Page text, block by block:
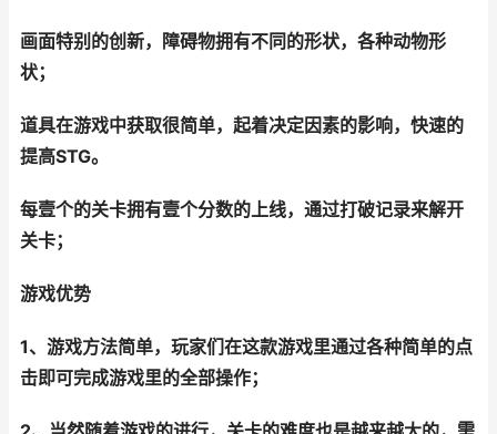
画面特别的创新，障碍物拥有不同的形状，各种动物形
状；
道具在游戏中获取很简单，起着决定因素的影响，快速的
提高STG。
每壹个的关卡拥有壹个分数的上线，通过打破记录来解开
关卡；
游戏优势
1、游戏方法简单，玩家们在这款游戏里通过各种简单的点
击即可完成游戏里的全部操作；